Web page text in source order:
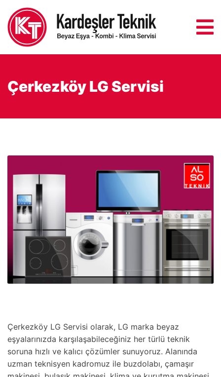
Çerkezköy LG Servisi
Çerkezköy LG Servisi olarak, LG marka beyaz
eşyalarınızda karşılaşabileceğiniz her türlü teknik
soruna hızlı ve kalıcı çözümler sunuyoruz. Alanında
uzman teknisyen kadromuz ile buzdolabı, çamaşır